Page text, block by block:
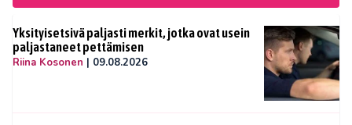
Yksityisetsivä paljasti merkit, jotka ovat usein
paljastaneet pettämisen
Riina Kosonen | 09.08.2026